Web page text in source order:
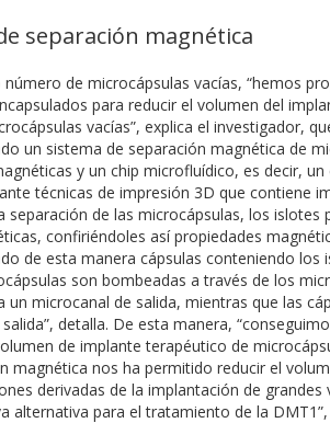
separación magnética
de microcápsulas vacías, “hemos
para reducir el volumen del
vacías”, explica el investigador,
un sistema de separación magnética de
y un chip microfluídico, es decir,
técnicas de impresión 3D que contiene
separación de las microcápsulas, los
confiriéndoles así propiedades
de esta manera cápsulas conteniendo los
son bombeadas a través de los
un microcanal de salida, mientras que las
detalla. De esta manera,
de implante terapéutico de
magnética nos ha permitido reducir el
derivadas de la implantación de
alternativa para el tratamiento de la